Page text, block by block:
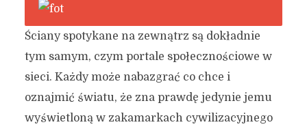
Ściany spotykane na zewnątrz są dokładnie
tym samym, czym portale społecznościowe w
sieci. Każdy może nabazgrać co chce i
oznajmić światu, że zna prawdę jedynie jemu
wyświetloną w zakamarkach cywilizacyjnego